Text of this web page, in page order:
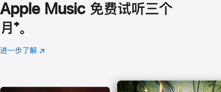
Apple Music 免费试听三个
月 脚
注
⁺。
进一步了解 Apple
(在
口